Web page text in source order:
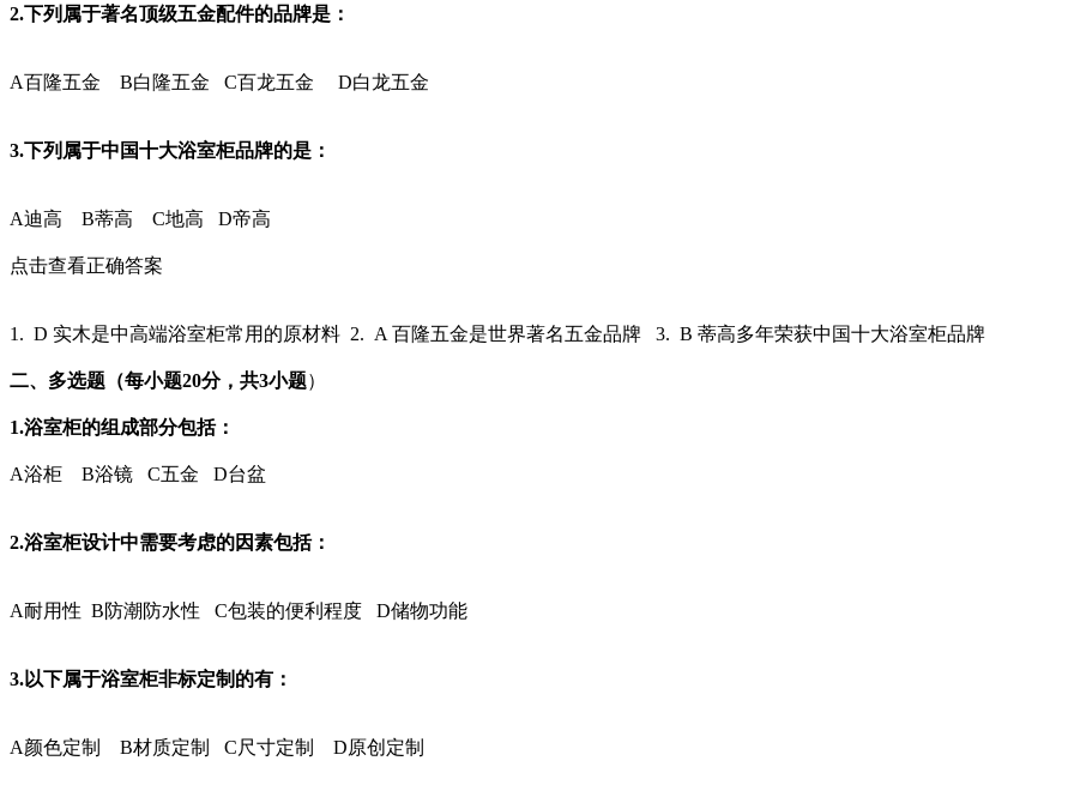
2.下列属于著名顶级五金配件的品牌是：
A百隆五金 B白隆五金 C百龙五金 D白龙五金
3.下列属于中国十大浴室柜品牌的是：
A迪高 B蒂高 C地高 D帝高
点击查看正确答案
1. D 实木是中高端浴室柜常用的原材料 2. A 百隆五金是世界著名五金品牌 3. B 蒂高多年荣获中国十大浴室柜品牌
二、多选题（每小题20分，共3小题）
1.浴室柜的组成部分包括：
A浴柜 B浴镜 C五金 D台盆
2.浴室柜设计中需要考虑的因素包括：
A耐用性 B防潮防水性 C包装的便利程度 D储物功能
3.以下属于浴室柜非标定制的有：
A颜色定制 B材质定制 C尺寸定制 D原创定制